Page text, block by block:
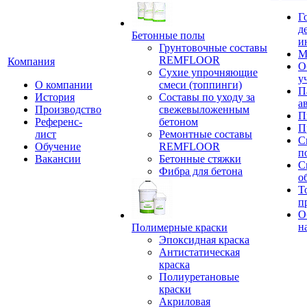
Компания
О компании
История
Производство
Референс-
лист
Обучение
Вакансии
Бетонные полы
Грунтовочные составы
REMFLOOR
Сухие упрочняющие
смеси (топпинги)
Составы по уходу за
свежевыложенным
бетоном
Ремонтные составы
REMFLOOR
Бетонные стяжки
Фибра для бетона
Полимерные краски
Эпоксидная краска
Антистатическая
краска
Полиуретановые
краски
Акриловая